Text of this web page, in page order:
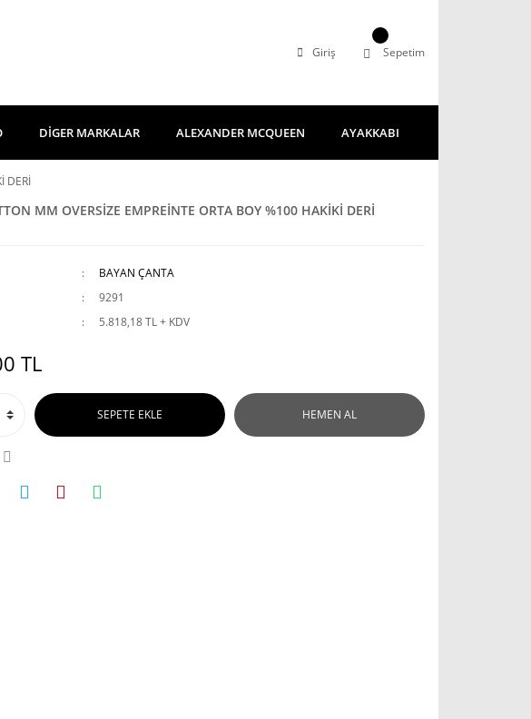
Giriş Sepetim
DİGER MARKALAR ALEXANDER MCQUEEN AYAKKABI
DERİ
MM OVERSİZE EMPREİNTE ORTA BOY %100 HAKİKİ DERİ
BAYAN ÇANTA
9291
5.818,18 TL + KDV
TL
SEPETE EKLE HEMEN AL